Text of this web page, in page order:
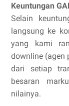
Keuntungan
Selain
langsung ke
yang kami
downline (agen
dari setiap
besaran
nilainya.